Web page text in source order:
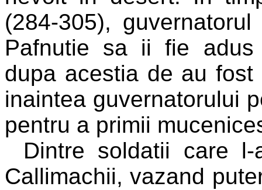
(284-305),
Pafnutie sa ii fie adus
dupa acestia de au
inaintea guvernatorului
pentru a primii
Dintre soldatii care
Callimachii, vazand